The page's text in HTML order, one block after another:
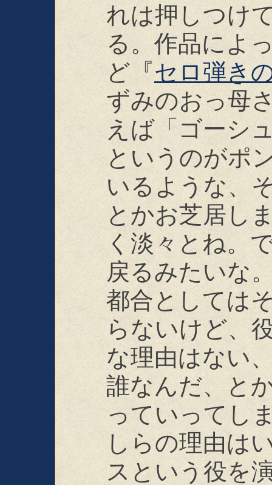
れは押しつけ
る。作品によ
ど『セロ弾き
ずみのおっ母
えば「ゴーシ
というのがポ
いるような、
とかお芝居し
く淡々とね。
戻るみたいな
都合としては
らないけど、
な理由はない
誰なんだ、と
っていってし
しらの理由は
スという役を